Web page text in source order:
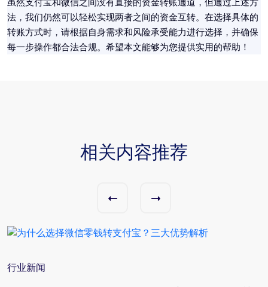
法，我们仍然可以轻松实现两者之间的资金互转。在选择具体的
转账方式时，请根据自身需求和风险承受能力进行选择，并确保
每一步操作都合法合规。希望本文能够为您提供实用的帮助！
相关内容推荐
行业新闻